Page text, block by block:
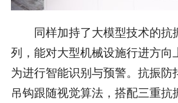
同样加持了大模型技术的抗
列，能对大型机械设施行进方向
为进行智能识别与预警。抗振防
吊钩跟随视觉算法，搭配三重抗